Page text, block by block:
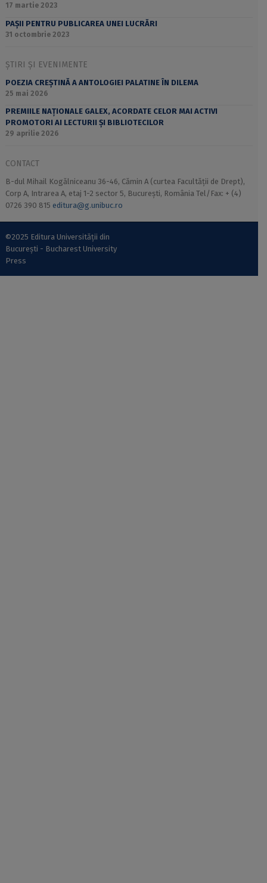
17 martie 2023
PAȘII PENTRU PUBLICAREA UNEI LUCRĂRI
31 octombrie 2023
ȘTIRI ȘI EVENIMENTE
POEZIA CREȘTINĂ A ANTOLOGIEI PALATINE ÎN DILEMA
25 mai 2026
PREMIILE NAȚIONALE GALEX, ACORDATE CELOR MAI ACTIVI
PROMOTORI AI LECTURII ȘI BIBLIOTECILOR
29 aprilie 2026
CONTACT
B-dul Mihail Kogălniceanu 36-46, Cămin A (curtea Facultății de Drept),
Corp A, Intrarea A, etaj 1-2 sector 5, București, România Tel/Fax: + (4)
0726 390 815 editura@g.unibuc.ro
©2025 Editura Universității din
București - Bucharest University
Press